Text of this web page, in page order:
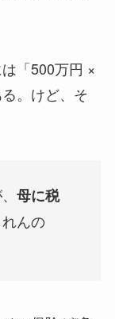
「500万円 ×
。けど、そ
母に税
んの